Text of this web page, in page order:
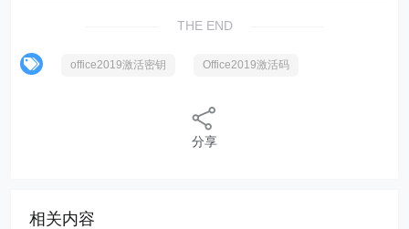
THE END
office2019激活密钥 Office2019激活码
分享
相关内容